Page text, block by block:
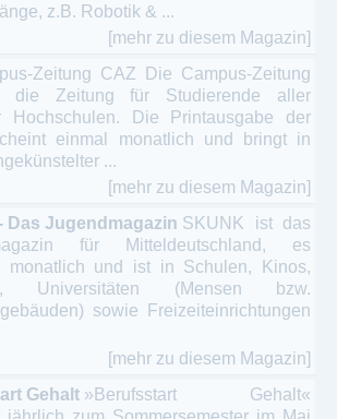
z.B. Robotik & ...
[mehr zu diesem Magazin]
Zeitung CAZ Die Campus-Zeitung
die Zeitung für Studierende aller
Hochschulen. Die Printausgabe der
einmal monatlich und bringt in
...
[mehr zu diesem Magazin]
Das Jugendmagazin SKUNK ist das
für Mitteldeutschland, es
monatlich und ist in Schulen, Kinos,
Universitäten (Mensen bzw.
sowie Freizeiteinrichtungen
[mehr zu diesem Magazin]
Gehalt »Berufsstart Gehalt«